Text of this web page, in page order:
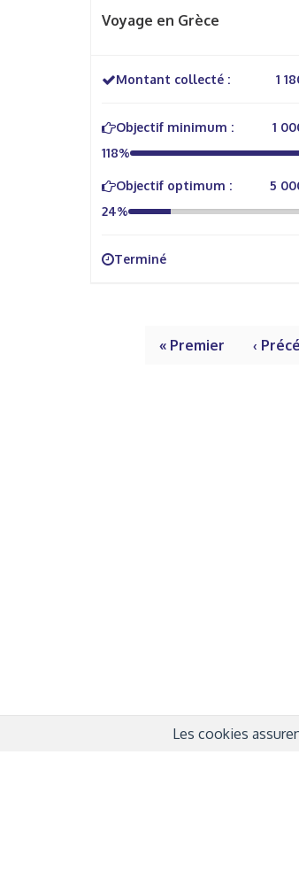
Voyage en Grèce
Montant collecté : 1
Objectif minimum :
1
118%
Objectif optimum :
5
24%
Terminé
« Premier ‹
Les cookies